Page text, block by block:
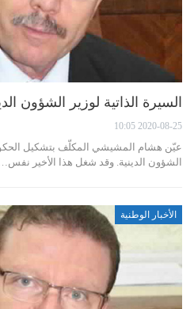
السيرة الذاتية لوزير الشؤون
2020-08-25 10:05
عيّن هشام المشيشي المكلّف بتشكيل
الشؤون الدينية. وقد شغل هذا الأخير
الأخبار الوطنية